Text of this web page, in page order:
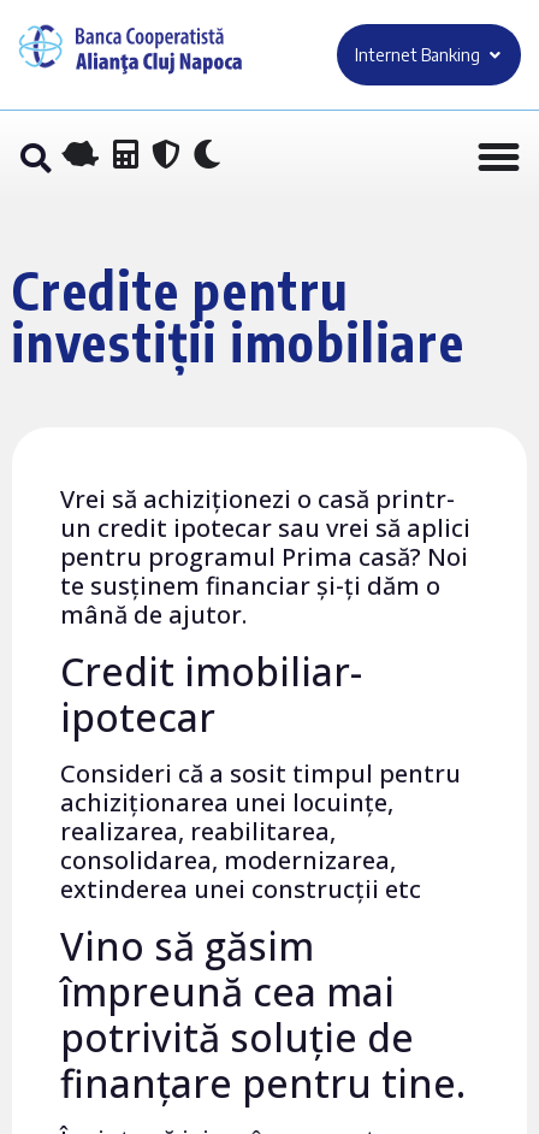
Internet Banking
Credite pentru
investiții imobiliare
Vrei să achiziționezi o casă printr-
un credit ipotecar sau vrei să aplici
pentru programul Prima casă? Noi
te susținem financiar și-ți dăm o
mână de ajutor.
Credit imobiliar-
ipotecar
Consideri că a sosit timpul pentru
achiziționarea unei locuințe,
realizarea, reabilitarea,
consolidarea, modernizarea,
extinderea unei construcții etc
Vino să găsim
împreună cea mai
potrivită soluție de
finanțare pentru tine.